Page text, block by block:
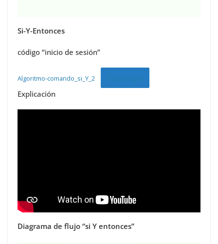
Si-Y-Entonces
código “inicio de sesión”
Algoritmo-comando_si_Y_2
Explicación
Diagrama de flujo “si Y entonces”